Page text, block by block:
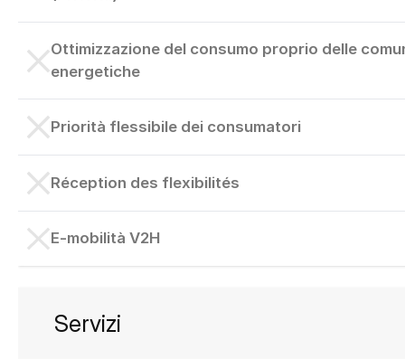
Ottimizzazione del consumo proprio delle
energetiche
Priorità flessibile dei consumatori
Réception des flexibilités
E-mobilità V2H
Servizi